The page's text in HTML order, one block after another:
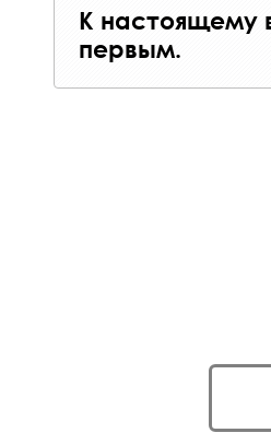
К настоящему
первым.